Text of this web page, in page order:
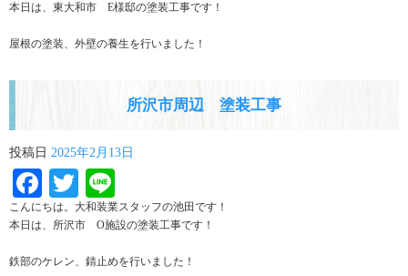
本日は、東大和市 E様邸の塗装工事です！
屋根の塗装、外壁の養生を行いました！
所沢市周辺 塗装工事
投稿日 2025年2月13日
Facebook
Twitter
こんにちは。大和装業スタッフの池田です！
本日は、所沢市 O施設の塗装工事です！
鉄部のケレン、錆止めを行いました！